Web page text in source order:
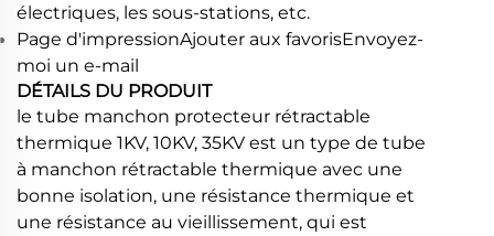
électriques, les sous-stations, etc.
Page d'impressionAjouter aux favorisEnvoyez-
moi un e-mail
DÉTAILS DU PRODUIT
le tube manchon protecteur rétractable
thermique 1KV, 10KV, 35KV est un type de tube
à manchon rétractable thermique avec une
bonne isolation, une résistance thermique et
une résistance au vieillissement, qui est